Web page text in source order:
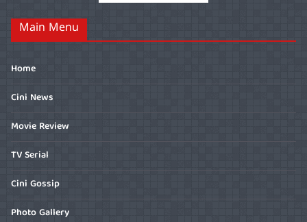
Main Menu
Home
Cini News
Movie Review
TV Serial
Cini Gossip
Photo Gallery